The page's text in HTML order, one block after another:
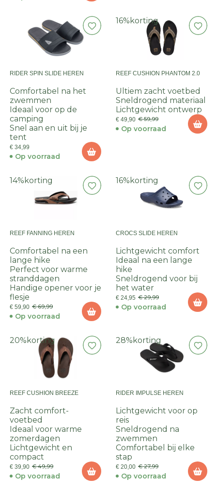
RIDER SPIN SLIDE HEREN
Comfortabel na het
zwemmen
Ideaal voor op de
camping
Snel aan en uit bij je
tent
€ 34,99
Op voorraad
16% korting
REEF CUSHION PHANTOM 2.0
Ultiem zacht voetbed
Sneldrogend materiaal
Lichtgewicht ontwerp
€ 49,90 € 59,99
Op voorraad
14% korting
REEF FANNING HEREN
Comfortabel na een
lange hike
Perfect voor warme
stranddagen
Handige opener voor je
flesje
€ 59,90 € 69,99
Op voorraad
16% korting
CROCS SLIDE HEREN
Lichtgewicht comfort
Ideaal na een lange
hike
Sneldrogend voor bij
het water
€ 24,95 € 29,99
Op voorraad
20% korting
REEF CUSHION BREEZE
Zacht comfort-
voetbed
Ideaal voor warme
zomerdagen
Lichtgewicht en
compact
€ 39,90 € 49,99
Op voorraad
28% korting
RIDER IMPULSE HEREN
Lichtgewicht voor op
reis
Sneldrogend na
zwemmen
Comfortabel bij elke
stap
€ 20,00 € 27,99
Op voorraad